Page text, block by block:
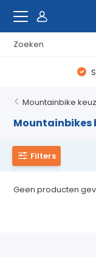
Mountainbike
Mountainbikes
Filters
Geen producten